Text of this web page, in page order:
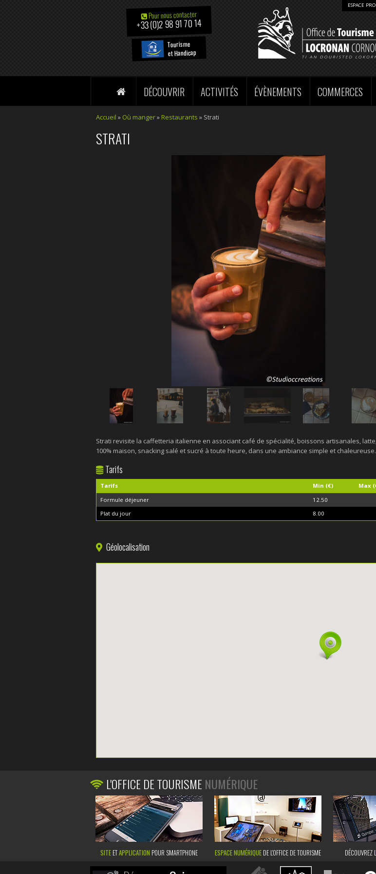
Pour nous contacter
+33 (0)2 98 91 70 14
Tourisme
et Handicap
ESPACE PRO
DÉCOUVRIR ACTIVITÉS ÉVÈNEMENTS COMMERCES
Accueil » Où manger» Restaurants » Strati
STRATI
Strati revisite la caffetteria italienne en associant café de spécialité, boissons artisanales,
100% maison, snacking salé et sucré à toute heure, dans une ambiance simple et chaleureuse.
Tarifs
Tarifs Min (€)
Max
Formule déjeuner
12.50
Plat du jour
8.00
Géolocalisation
L'OFFICE DE TOURISME NUMÉRIQUE
SITE ETAPPLICATION POUR SMARTPHONE ESPACE NUMÉRIQUE DE L'OFFICE DE TOURISME DÉCOUVREZ L’